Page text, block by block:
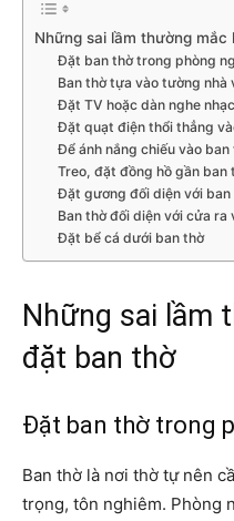
Những sai lầm thường mắc
Đặt ban thờ trong phòng
Ban thờ tựa vào tường nhà
Đặt TV hoặc dàn nghe
Đặt quạt điện thổi thẳng
Để ánh nắng chiếu vào ban
Treo, đặt đồng hồ gần
Đặt gương đối diện với ban
Ban thờ đối diện với cửa ra
Đặt bể cá dưới ban thờ
Những sai lầm
đặt ban thờ
Đặt ban thờ trong
Ban thờ là nơi thờ tự nên
trọng, tôn nghiêm. Phòng